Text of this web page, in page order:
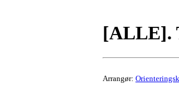
[ALLE].
Arrangør: